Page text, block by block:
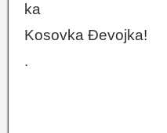
ka
Kosovka Đevojka!
.